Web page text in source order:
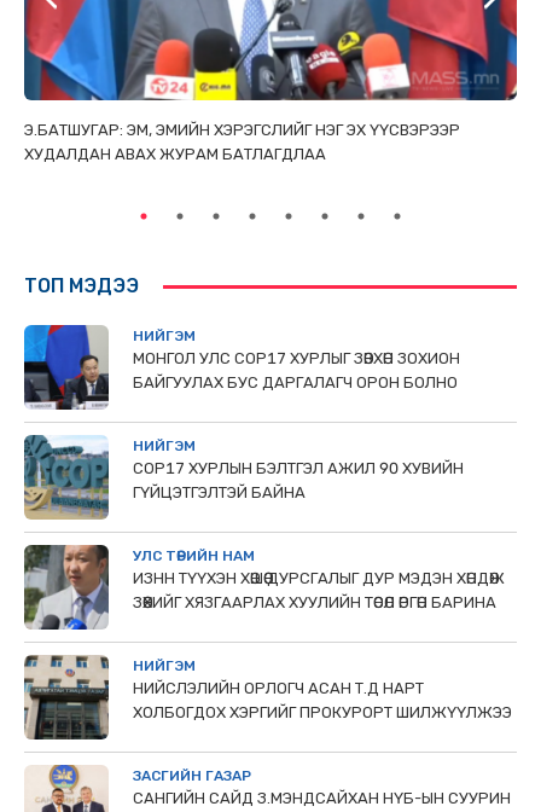
Э.БАТШУГАР: ЭМ, ЭМИЙН ХЭРЭГСЛИЙГ НЭГ ЭХ ҮҮСВЭРЭЭР
ХУДАЛДАН АВАХ ЖУРАМ БАТЛАГДЛАА
ТОП МЭДЭЭ
НИЙГЭМ
МОНГОЛ УЛС СОР17 ХУРЛЫГ ЗӨВХӨН ЗОХИОН
БАЙГУУЛАХ БУС ДАРГАЛАГЧ ОРОН БОЛНО
НИЙГЭМ
COP17 ХУРЛЫН БЭЛТГЭЛ АЖИЛ 90 ХУВИЙН
ГҮЙЦЭТГЭЛТЭЙ БАЙНА
УЛС ТӨРИЙН НАМ
ИЗНН ТҮҮХЭН ХӨШӨӨ ДУРСГАЛЫГ ДУР МЭДЭН ХӨНДӨЖ
ЗӨӨХИЙГ ХЯЗГААРЛАХ ХУУЛИЙН ТӨСӨЛ ӨРГӨН БАРИНА
НИЙГЭМ
НИЙСЛЭЛИЙН ОРЛОГЧ АСАН Т.Д НАРТ
ХОЛБОГДОХ ХЭРГИЙГ ПРОКУРОРТ ШИЛЖҮҮЛЖЭЭ
ЗАСГИЙН ГАЗАР
САНГИЙН САЙД З.МЭНДСАЙХАН НҮБ-ЫН СУУРИН